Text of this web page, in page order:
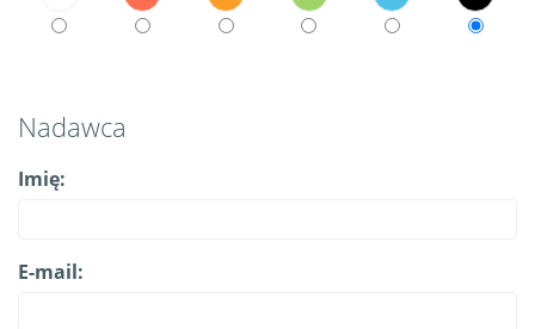
Nadawca
Imię:
E-mail: